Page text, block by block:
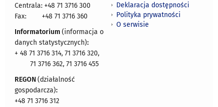
Centrala: +48 71 3716 300
Fax:
+48 71 3716 360
Informatorium (informacja o
danych statystycznych):
+ 48 71 3716 314, 71 3716 320,
71 3716 362, 71 3716 455
REGON(działalność
gospodarcza):
+48 71 3716 312
Deklaracja dostępności
Polityka prywatności
O serwisie